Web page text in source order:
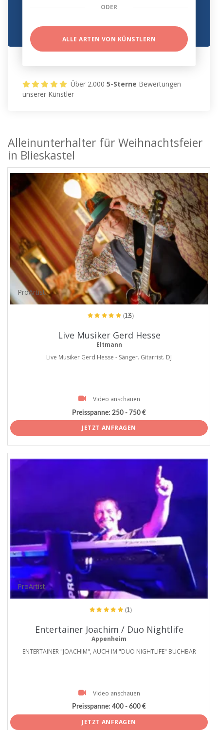
ODER
ALLE ARTEN VON KÜNSTLERN
Über 2.0005-Sterne Bewertungen
unserer Künstler
Alleinunterhalter für Weihnachtsfeier
in Blieskastel
ProArtist
(13)
Live Musiker Gerd Hesse
Eltmann
Live Musiker Gerd Hesse - Sänger. Gitarrist. DJ
Video anschauen
Preisspanne: 250 - 750 €
JETZT ANFRAGEN
ProArtist
(1)
Entertainer Joachim / Duo Nightlife
Appenheim
ENTERTAINER "JOACHIM", AUCH IM "DUO NIGHTLIFE" BUCHBAR
Video anschauen
Preisspanne: 400 - 600 €
JETZT ANFRAGEN